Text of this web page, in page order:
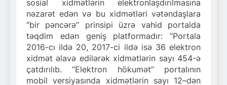
sosial xidmətlərin elektronlaşdırılmasına
nəzarət edən və bu xidmətləri vətəndaşlara
“bir pəncərə” prinsipi üzrə vahid portalda
təqdim edən geniş platformadır: “Portala
2016-cı ildə 20, 2017-ci ildə isə 36 elektron
xidmət əlavə edilərək xidmətlərin sayı 454-ə
çatdırılıb. “Elektron hökumət” portalının
mobil versiyasında xidmətlərin sayı 12–dən